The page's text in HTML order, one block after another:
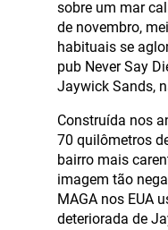
sobre um mar
de novembro,
habituais se
pub Never Say
Jaywick Sands,
Construída nos
70 quilômetros
bairro mais
imagem tão
MAGA nos EUA
deteriorada de